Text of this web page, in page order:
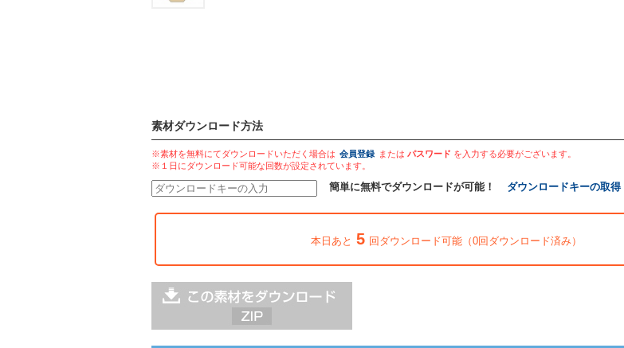
素材ダウンロード方法
※素材を無料にてダウンロードいただく場合は 会員登録 または パスワード を入力する必要がございます。
※１日にダウンロード可能な回数が設定されています。
簡単に無料でダウンロードが可能！ ダウンロードキーの取得
本日あと 5 回ダウンロード可能（0回ダウンロード済み）